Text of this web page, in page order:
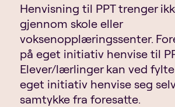
Henvisning til PPT trenger
gjennom skole eller
voksenopplæringssenter.
på eget initiativ henvise til
Elever/lærlinger kan ved fylte
eget initiativ henvise seg
samtykke fra foresatte.